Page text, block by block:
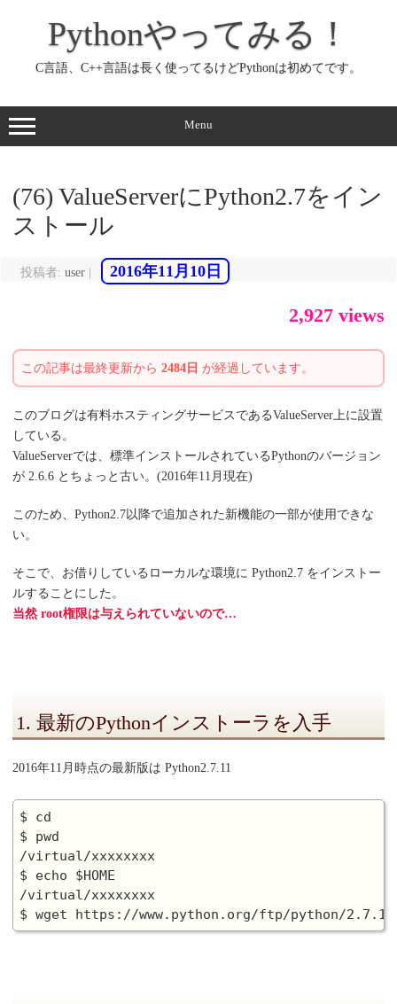
ッ
プ
Pythonやってみる！
C言語、C++言語は長く使ってるけどPythonは初めてです。
Menu
(76) ValueServerにPython2.7をイン
ストール
投稿者: user 2016年11月10日
2,927 views
この記事は最終更新から 2484日 が経過しています。
このブログは有料ホスティングサービスであるValueServer上に設置
している。
ValueServerでは、標準インストールされているPythonのバージョン
が 2.6.6 とちょっと古い。(2016年11月現在)
このため、Python2.7以降で追加された新機能の一部が使用できな
い。
そこで、お借りしているローカルな環境に Python2.7 をインストー
ルすることにした。
当然 root権限は与えられていないので…
1. 最新のPythonインストーラを入手
2016年11月時点の最新版は Python2.7.11
$ cd
$ pwd
/virtual/xxxxxxxx
$ echo $HOME
/virtual/xxxxxxxx